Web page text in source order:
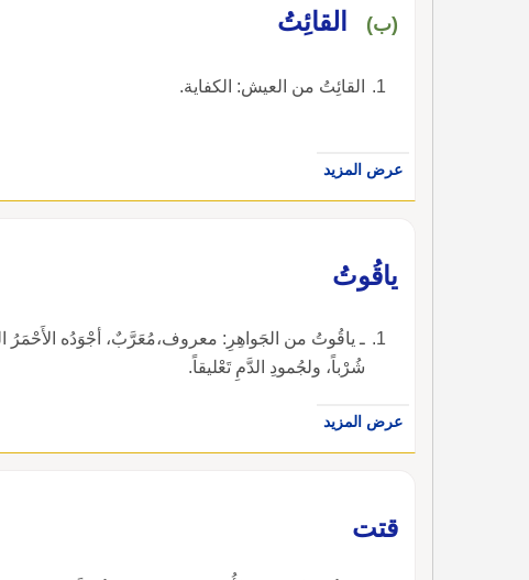
(ب) القائِتُ
القائِتُ من العيش: الكفاية.
عرض المزيد
ياقُوتُ
ـ ياقُوتُ من الجَواهِرِ: معروف،مُعَرَّبٌ، أجْوَدُه
شُرْباً، ولجُمودِ الدَّمِ تَعْليقاً.
عرض المزيد
قتت